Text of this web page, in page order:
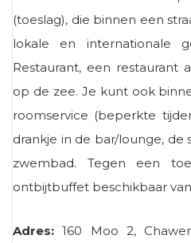
(toeslag), die binnen een
lokale en internationale
Restaurant, een restaurant
op de zee. Je kunt ook
roomservice (beperkte
drankje in de bar/lounge,
zwembad. Tegen een
ontbijtbuffet beschikbaar
Adres: 160 Moo 2,